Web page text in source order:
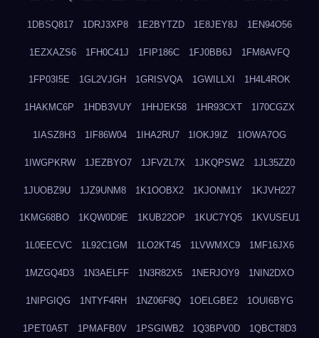
1DBSQ817 1DRJ3XP8 1E2BYTZD 1E8JEY8J 1EN94O56
1EZXAZS6 1FH0C41J 1FIP186C 1FJ0BB6J 1FM8AVFQ
1FP03I5E 1GL2VJGH 1GRISVQA 1GWILLXI 1H4L4ROK
1HAKMC6P 1HDB3VUY 1HHJEK58 1HR93CXT 1I70CGZX
1IASZ8H3 1IF86W04 1IHA2RU7 1IOKJ9IZ 1IOWA7OG
1IWGPKRW 1JEZBYO7 1JFVZL7X 1JKQPSW2 1JL35ZZ0
1JUOBZ9U 1JZ9UNM8 1K1OOBX2 1KJONM1Y 1KJVH227
1KMG68BO 1KQW0D9E 1KUB22OP 1KUC7YQ5 1KVUSEU1
1L0EECVC 1L92C1GM 1LO2KT45 1LVWMXC9 1MF16JX6
1MZGQ4D3 1N3AELFF 1N3R82X5 1NERJOY9 1NIN2DXO
1NIPGIQG 1NTYF4RH 1NZ06F8Q 1OELGBE2 1OUI6BYG
1PET0A5T 1PMAFB0V 1PSGIWB2 1Q3BPV0D 1QBCT8D3